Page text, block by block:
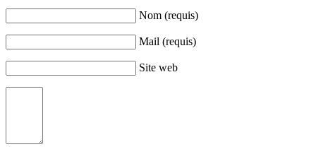
Nom (requis)
Mail (requis)
Site web